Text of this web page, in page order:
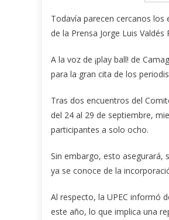
Todavía parecen cercanos
de la Prensa Jorge Luis
A la voz de ¡play ball! de
para la gran cita de los
Tras dos encuentros del
del 24 al 29 de septiembre,
participantes a solo ocho.
Sin embargo, esto asegurará,
ya se conoce de la
Al respecto, la UPEC informó
este año, lo que implica una